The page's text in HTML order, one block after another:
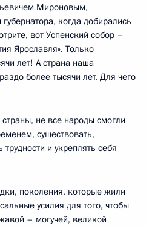
Мироновым,
когда добирались
вот Успенский собор –
Ярославля». Только
лет! А страна наша
более тысячи лет. Для чего
не все народы смогли
существовать,
и укреплять себя
поколения, которые жили
усилия для того, чтобы
– могучей, великой